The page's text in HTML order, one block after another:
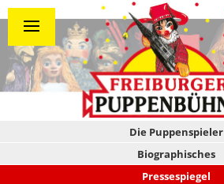
Die Puppenspieler
Biographisches
Pressespiegel